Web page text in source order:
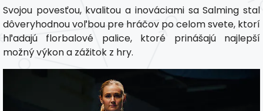
Svojou povesťou, kvalitou a inováciami sa Salming stal
dôveryhodnou voľbou pre hráčov po celom svete, ktorí
hľadajú florbalové palice, ktoré prinášajú najlepší
možný výkon a zážitok z hry.